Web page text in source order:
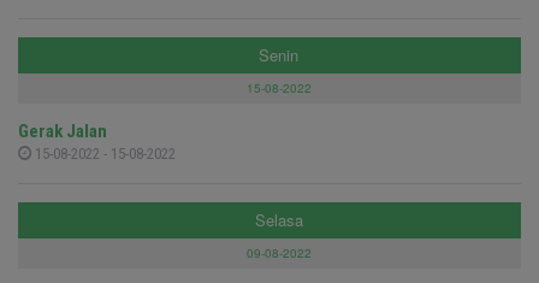
Senin
15-08-2022
Gerak Jalan
15-08-2022 - 15-08-2022
Selasa
09-08-2022